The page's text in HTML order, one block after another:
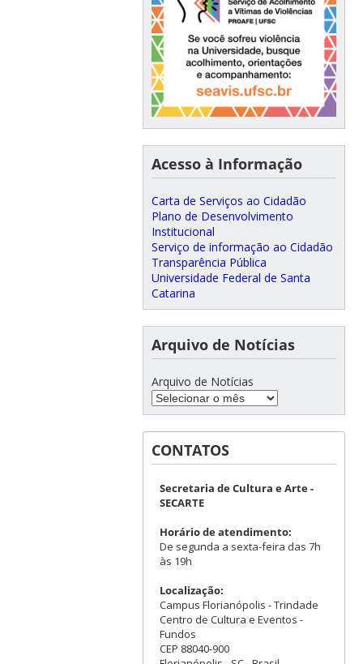
Acesso à Informação
Carta de Serviços ao Cidadão
Plano de Desenvolvimento
Institucional
Serviço de informação ao Cidadão
Transparência Pública
Universidade Federal de Santa
Catarina
Arquivo de Notícias
Arquivo de Notícias
CONTATOS
Secretaria de Cultura e Arte -
SECARTE
Horário de atendimento:
De segunda a sexta-feira das 7h
às 19h
Localização:
Campus Florianópolis - Trindade
Centro de Cultura e Eventos -
Fundos
CEP 88040-900